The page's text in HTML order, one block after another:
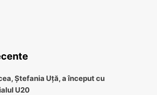
Ștefania Uță, a început cu
U20